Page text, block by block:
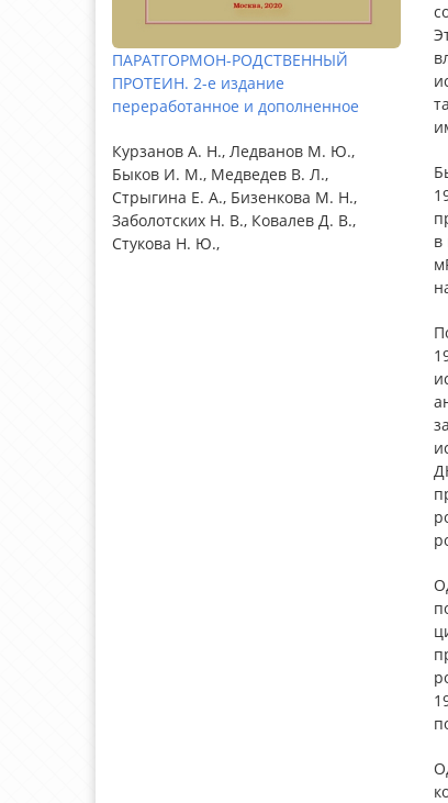
ПАРАТГОРМОН-РОДСТВЕННЫЙ
ПРОТЕИН. 2-е издание
переработанное и дополненное
Курзанов А. Н., Ледванов М. Ю.,
Быков И. М., Медведев В. Л.,
Стрыгина Е. А., Бизенкова М. Н.,
Заболотских Н. В., Ковалев Д. В.,
Стукова Н. Ю.,
в